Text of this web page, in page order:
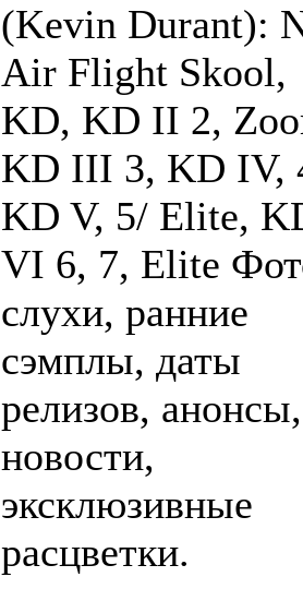
(Kevin Durant):
Air Flight Skool,
KD, KD II 2,
KD III 3, KD IV,
KD V, 5/ Elite,
VI 6, 7, Elite
слухи, ранние
сэмплы, даты
релизов, анонсы,
новости,
эксклюзивные
расцветки.